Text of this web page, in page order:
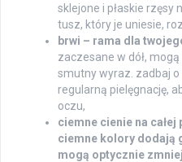
sklejone i płaskie rzęsy
tusz, który je uniesie,
brwi – rama dla
zaczesane w dół,
smutny wyraz. zadbaj o
regularną pielęgnację,
oczu,
ciemne cienie na
ciemne kolory dodają
mogą optycznie